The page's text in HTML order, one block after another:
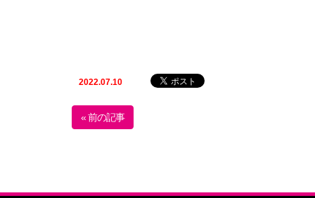
2022.07.10
« 前の記事